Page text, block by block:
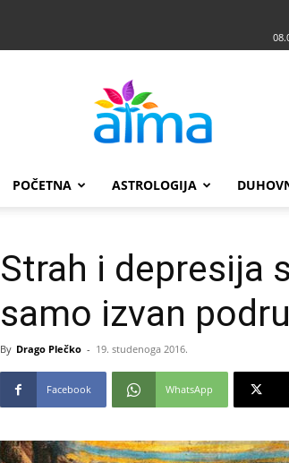
POČETNA ASTROLOGIJA
Strah i depresija
samo izvan
By Drago Plečko - 19. studenoga 2016.
Facebook WhatsApp